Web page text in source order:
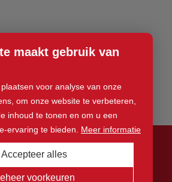
maakt gebruik van
voor analyse van onze
om onze website te verbeteren,
inhoud te tonen en om u een
ervaring te bieden. Meer informatie
voorkeuren
Accepteer alles
Alle rechten voorbehouden